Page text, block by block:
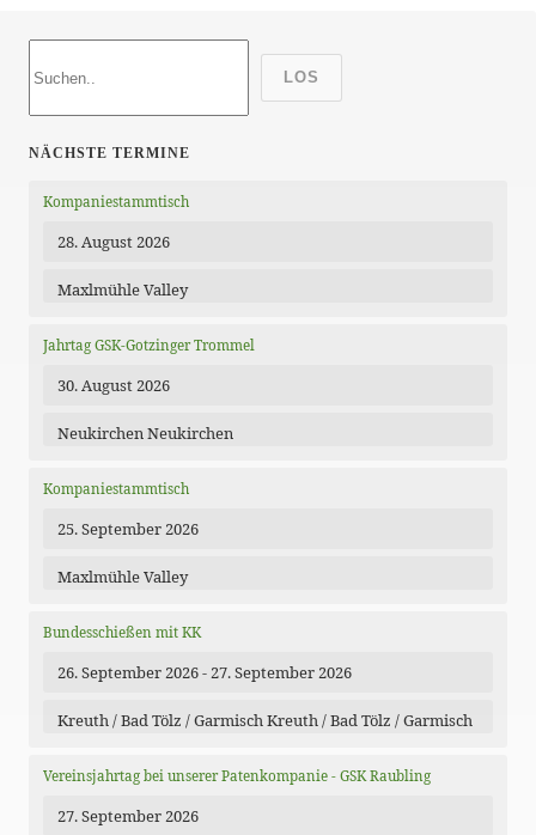
LOS
NÄCHSTE TERMINE
Kompaniestammtisch
28. August 2026
Maxlmühle Valley
Jahrtag GSK-Gotzinger Trommel
30. August 2026
Neukirchen Neukirchen
Kompaniestammtisch
25. September 2026
Maxlmühle Valley
Bundesschießen mit KK
26. September 2026 - 27. September 2026
Kreuth / Bad Tölz / Garmisch Kreuth / Bad Tölz / Garmisch
Vereinsjahrtag bei unserer Patenkompanie - GSK Raubling
27. September 2026